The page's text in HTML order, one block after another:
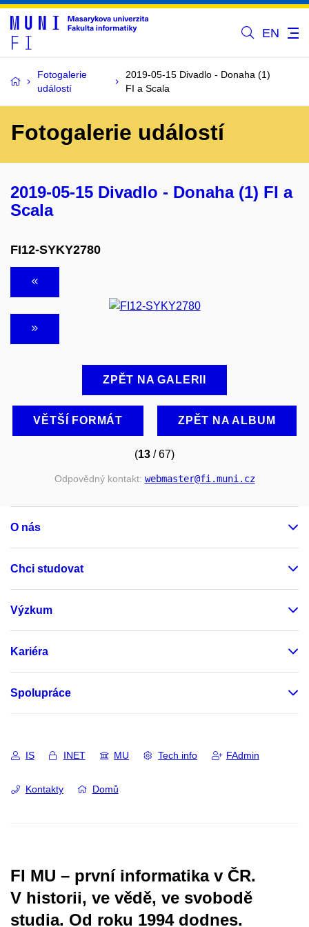
EN
Fotogalerie
událostí
2019-05-15 Divadlo - Donaha (1)
FI a Scala
Fotogalerie událostí
2019-05-15 Divadlo - Donaha (1) FI a
Scala
FI12-SYKY2780
ZPĚT NA GALERII
VĚTŠÍ FORMÁT ZPĚT NA ALBUM
(13 / 67)
Odpovědný kontakt: webmaster@fi.muni.cz
O nás
Chci studovat
Výzkum
Kariéra
Spolupráce
IS INET MU Tech info FAdmin
Kontakty Domů
FI MU – první informatika v ČR.
V historii, ve vědě, ve svobodě
studia. Od roku 1994 dodnes.